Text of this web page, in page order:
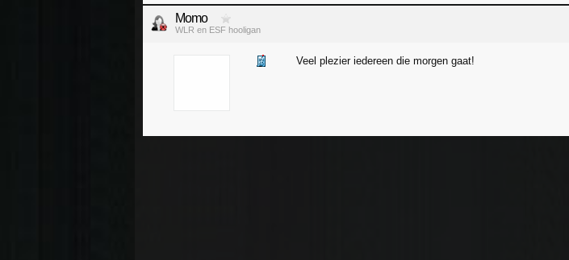
Momo
WLR en ESF hooligan
Veel plezier iedereen die morgen gaat!